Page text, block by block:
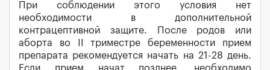
При соблюдении этого условия нет
необходимости в дополнительной
контрацептивной защите. После родов или
аборта во II триместре беременности прием
препарата рекомендуется начать на 21-28 день.